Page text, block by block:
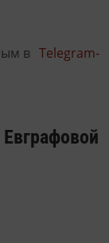
в Telegram-